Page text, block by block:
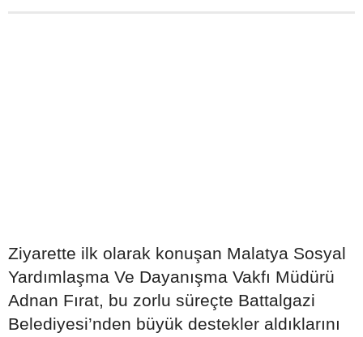
Ziyarette ilk olarak konuşan Malatya Sosyal
Yardımlaşma Ve Dayanışma Vakfı Müdürü
Adnan Fırat, bu zorlu süreçte Battalgazi
Belediyesi’nden büyük destekler aldıklarını